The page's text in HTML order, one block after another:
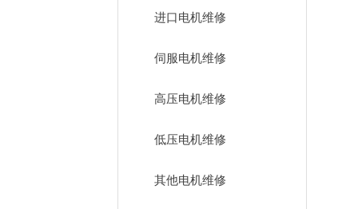
进口电机维修
伺服电机维修
高压电机维修
低压电机维修
其他电机维修